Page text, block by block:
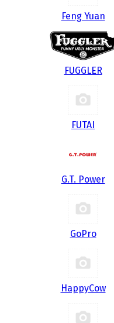
Feng Yuan
FUGGLER
FUTAI
G.T. Power
GoPro
HappyCow